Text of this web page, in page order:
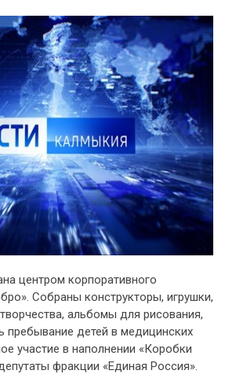
центром корпоративного
Собраны конструкторы, игрушки,
альбомы для рисования,
пребывание детей в медицинских
участие в наполнении «Коробки
фракции «Единая Россия».